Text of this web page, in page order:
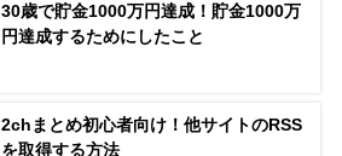
30歳で貯金1000万円達成！貯金1000万
円達成するためにしたこと
2chまとめ初心者向け！他サイトのRSS
を取得する方法